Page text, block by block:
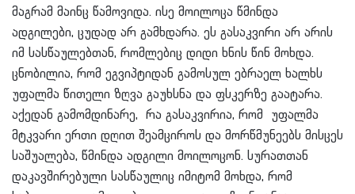
მაგრამ მაინც წამოვიდა. ისე მოილოცა წმინდა
ადგილები, ცუდად არ გამხდარა. ეს გასაკვირი არ არის
იმ სასწაულებთან, რომლებიც დიდი ხნის წინ მოხდა.
ცნობილია, რომ ეგვიპტიდან გამოსულ ებრაელ ხალხს
უფალმა წითელი ზღვა გაუხსნა და ფსკერზე გაატარა.
აქედან გამომდინარე, რა გასაკვირია, რომ უფალმა
მტკვარი ერთი დღით შეამციროს და მორწმუნეებს მისცეს
საშუალება, წმინდა ადგილი მოილოცონ. სურათთან
დაკავშირებული სასწაულიც იმიტომ მოხდა, რომ